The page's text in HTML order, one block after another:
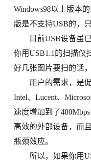
Windows98以上版本
版是不支持USB的，
目前USB设备虽已
你用USB1.1的扫描仪
好几张图片要扫的话
用户的需求，是促
Intel、Lucent、
速度增加到了
高效的外部设备，而
瓶颈效应。
所以，如果你用